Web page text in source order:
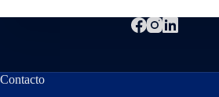
Contacto